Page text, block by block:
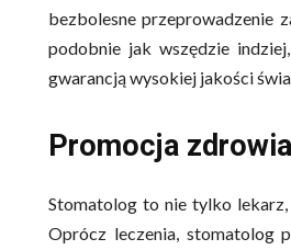
bezbolesne przeprowadzenie
podobnie jak wszędzie
gwarancją wysokiej jakości
Promocja
Stomatolog to nie tylko
Oprócz leczenia, stomatolog